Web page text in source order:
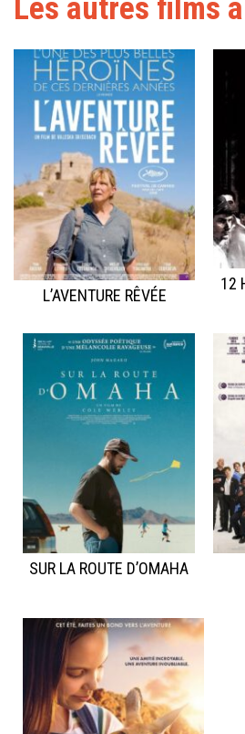
Les autres films
L’AVENTURE RÊVÉE
12
SUR LA ROUTE D’OMAHA